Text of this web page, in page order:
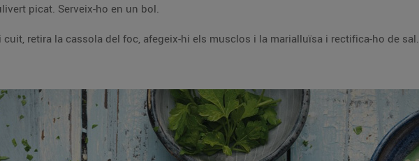
d'oli i julivert picat. Serveix-ho en un bol.
Quan l'arròs estigui cuit, retira la cassola del foc, afegeix-hi els musclos i la marialluïsa i rectifica-ho de sal.